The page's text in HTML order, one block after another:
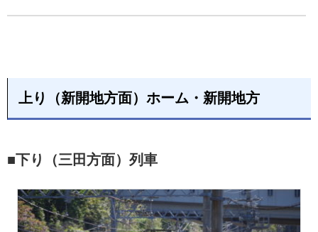
上り（新開地方面）ホーム・新開地方
■下り（三田方面）列車